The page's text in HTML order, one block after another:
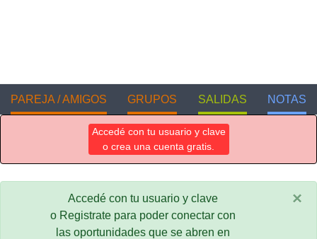
PAREJA / AMIGOS GRUPOS SALIDAS NOTAS
Accedé con tu usuario y clave
o crea una cuenta gratis.
Accedé con tu usuario y clave
o Registrate para poder conectar con
las oportunidades que se abren en
×